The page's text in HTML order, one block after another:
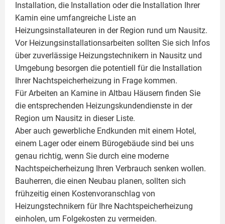
Installation, die Installation oder die Installation Ihrer
Kamin eine umfangreiche Liste an
Heizungsinstallateuren in der Region rund um Nausitz.
Vor Heizungsinstallationsarbeiten sollten Sie sich Infos
über zuverlässige Heizungstechnikern in Nausitz und
Umgebung besorgen die potentiell für die Installation
Ihrer Nachtspeicherheizung in Frage kommen.
Für Arbeiten an Kamine in Altbau Häusern finden Sie
die entsprechenden Heizungskundendienste in der
Region um Nausitz in dieser Liste.
Aber auch gewerbliche Endkunden mit einem Hotel,
einem Lager oder einem Bürogebäude sind bei uns
genau richtig, wenn Sie durch eine moderne
Nachtspeicherheizung Ihren Verbrauch senken wollen.
Bauherren, die einen Neubau planen, sollten sich
frühzeitig einen Kostenvoranschlag von
Heizungstechnikern für Ihre Nachtspeicherheizung
einholen, um Folgekosten zu vermeiden.